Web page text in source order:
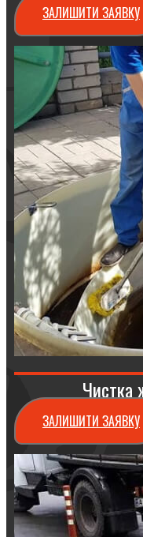
ЗАЛИШИТИ ЗАЯВКУ
Чистка
ЗАЛИШИТИ ЗАЯВКУ